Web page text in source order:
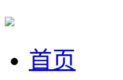
首页